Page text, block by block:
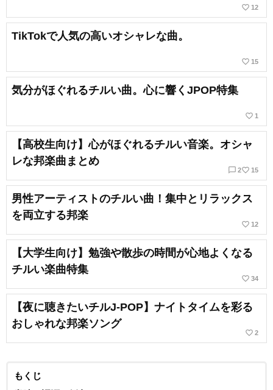
favorite_border 12
TikTokで人気の高いオシャレな曲。
favorite_border 15
気分がほぐれるチルい曲。心に響くJPOP特集
favorite_border 1
【高校生向け】心がほぐれるチルい音楽。オシャ
レな邦楽曲まとめ
chat_bubble_outline 2favorite_border 15
男性アーティストのチルい曲！集中とリラックス
を両立する邦楽
favorite_border 12
【大学生向け】勉強や散歩の時間が心地よくなる
チルい楽曲特集
favorite_border 34
【夜に聴きたいチルJ-POP】ナイトタイムを彩る
おしゃれな邦楽ソング
favorite_border 2
もくじ